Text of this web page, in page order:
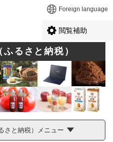
して本文へ Foreign language
閲覧補助
るさと納税）
さと納税）メニュー